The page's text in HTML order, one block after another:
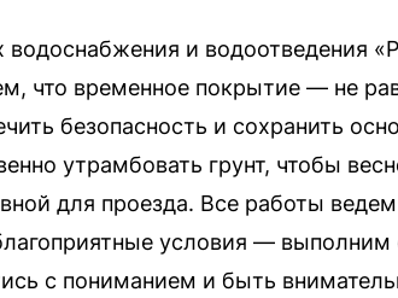
водоснабжения и водоотведения
что временное покрытие — не
безопасность и сохранить
утрамбовать грунт, чтобы
для проезда. Все работы
условия — выполним
с пониманием и быть